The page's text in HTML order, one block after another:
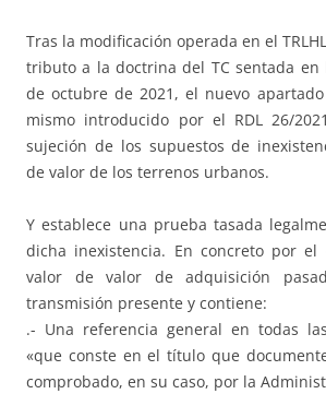
Tras la modificación operada en el
tributo a la doctrina del TC sentada en
de octubre de 2021, el nuevo
mismo introducido por el RDL 26/
sujeción de los supuestos de
de valor de los terrenos urbanos.
Y establece una prueba tasada
dicha inexistencia. En concreto por
valor de valor de adquisición
transmisión presente y contiene:
.- Una referencia general en todas
«que conste en el título que
comprobado, en su caso, por la